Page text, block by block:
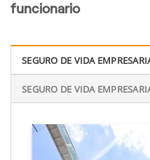
funcionario
SEGURO DE VIDA
SEGURO DE VIDA